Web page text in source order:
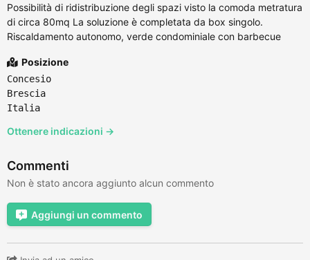
Possibilità di ridistribuzione degli spazi visto la comoda metratura
di circa 80mq La soluzione è completata da box singolo.
Riscaldamento autonomo, verde condominiale con barbecue
Posizione
Concesio
Brescia
Italia
Ottenere indicazioni →
Commenti
Non è stato ancora aggiunto alcun commento
Aggiungi un commento